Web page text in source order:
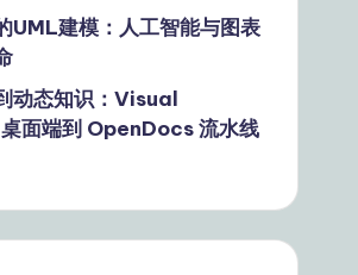
UML建模：人工智能与图表
动态知识：Visual
面端到 OpenDocs 流水线